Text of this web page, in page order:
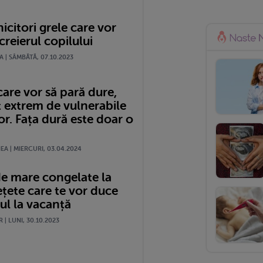
grele care vor
copilului
| SÂMBĂTĂ, 07.10.2023
vor să pară dure,
extrem de vulnerabile
Fața dură este doar o
| MIERCURI, 03.04.2024
mare congelate la
care te vor duce
la vacanță
| LUNI, 30.10.2023